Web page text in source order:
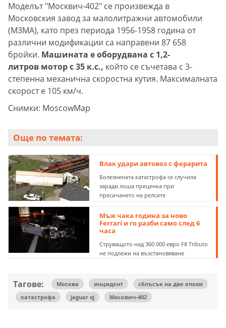
Моделът "Москвич-402" се произвежда в
Московския завод за малолитражни автомобили
(МЗМА), като през периода 1956-1958 година от
различни модификации са направени 87 658
бройки. Машината е оборудвана с 1,2-
литров мотор с 35 к.с., който се съчетава с 3-
степенна механична скоростна кутия. Максималната
скорост е 105 км/ч.
Снимки: MoscowMap
Още по темата:
Влак удари автовоз с ферарита
Болезнената катастрофа се случила
заради лоша преценка при
пресичането на релсите
Мъж чака година за ново
Ferrari и го разби само след 6
часа
Струващото над 360 000 евро F8 Tributo
не подлежи на възстановяване
Тагове: Москва инцидент
сблъсък на две епохи
катастрофа
jaguar xj Москвич-402